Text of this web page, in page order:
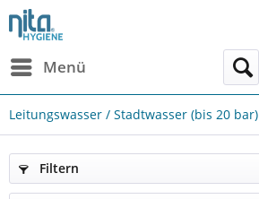
Menü
Leitungswasser / Stadtwasser (bis 20 bar)
Filtern